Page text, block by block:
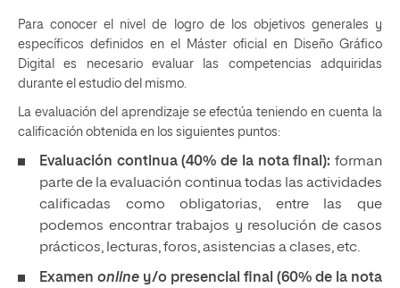
Para conocer el nivel de logro de los objetivos generales y
específicos definidos en el Máster oficial en Diseño Gráfico
Digital es necesario evaluar las competencias adquiridas
durante el estudio del mismo.
La evaluación del aprendizaje se efectúa teniendo en cuenta la
calificación obtenida en los siguientes puntos:
Evaluación continua (40% de la nota final): forman
parte de la evaluación continua todas las actividades
calificadas como obligatorias, entre las que
podemos encontrar trabajos y resolución de casos
prácticos, lecturas, foros, asistencias a clases, etc.
Examen online y/o presencial final (60% de la nota